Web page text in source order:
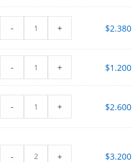
- + $2.380
- + $1.200
- + $2.600
- + $3.200